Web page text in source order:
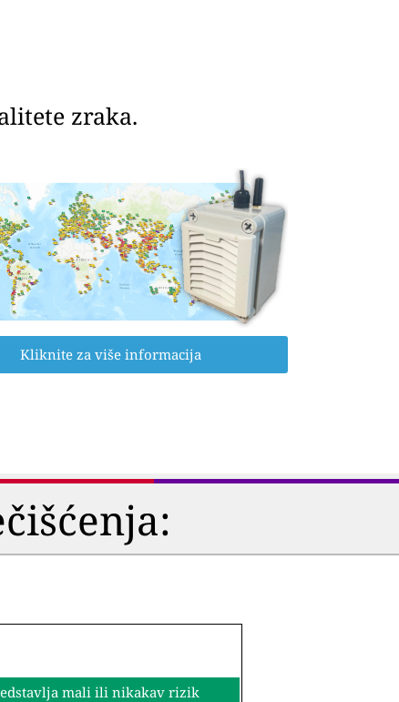
zraka.
Kliknite za više informacija
mali ili nikakav rizik